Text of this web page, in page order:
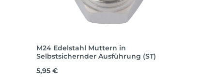
M24 Edelstahl Muttern in
Selbstsichernder Ausführung (ST)
Regulärer Preis:
5,95 €